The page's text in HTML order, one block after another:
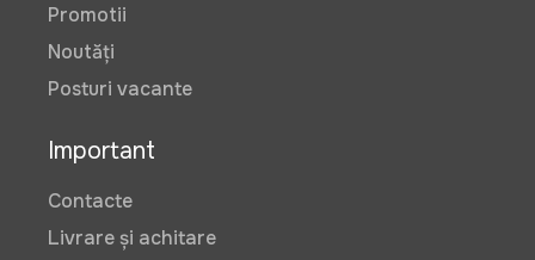
Promotii
Noutăți
Posturi vacante
Important
Contacte
Livrare și achitare